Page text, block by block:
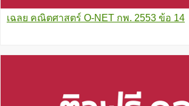
เฉลย คณิตศาสตร์ O-NET กพ. 2553 ข้อ 14